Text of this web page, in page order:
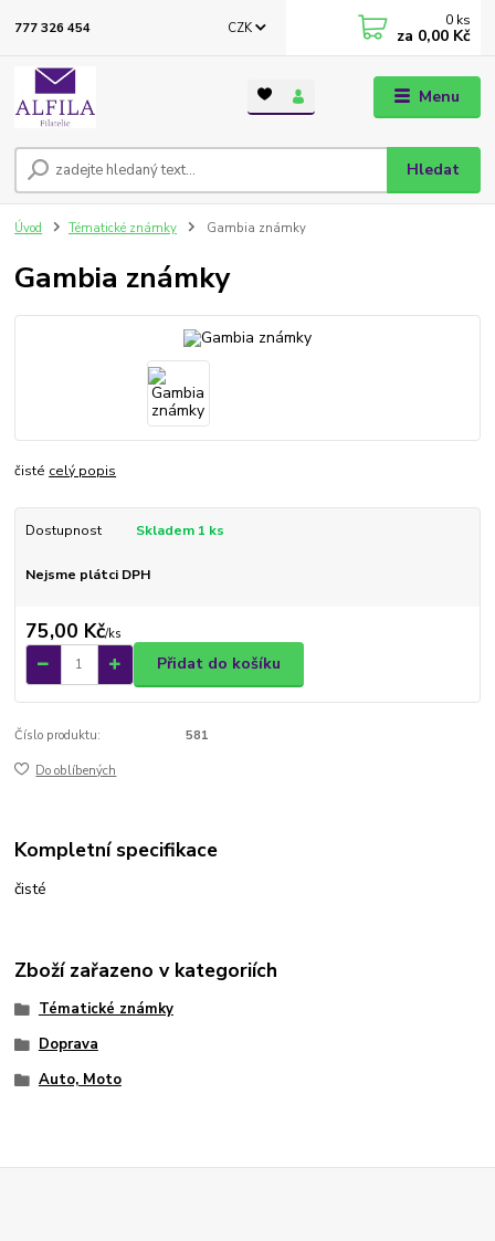
Menu
CZK
Hledat
777 326 454 0 ks
za 0,00 Kč
Úvod Tématické známky Gambia známky
Gambia známky
čisté celý popis
Dostupnost Skladem 1 ks
Nejsme plátci DPH
75,00 Kč/ks
Přidat do košíku
Číslo produktu: 581
Do oblíbených
Kompletní specifikace
čisté
Zboží zařazeno v kategoriích
Tématické známky
Doprava
Auto, Moto